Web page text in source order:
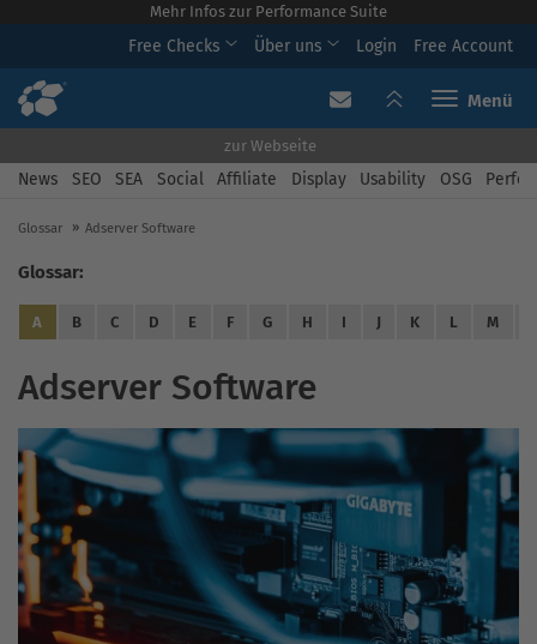
Mehr Infos zur Performance Suite
Free Checks Über uns Login Free Account
Toggle
zur Webseite
News SEO SEA Social Affiliate Display Usability OSG
Glossar Adserver Software
Glossar:
A B C D E F G H I J K L M
Adserver Software